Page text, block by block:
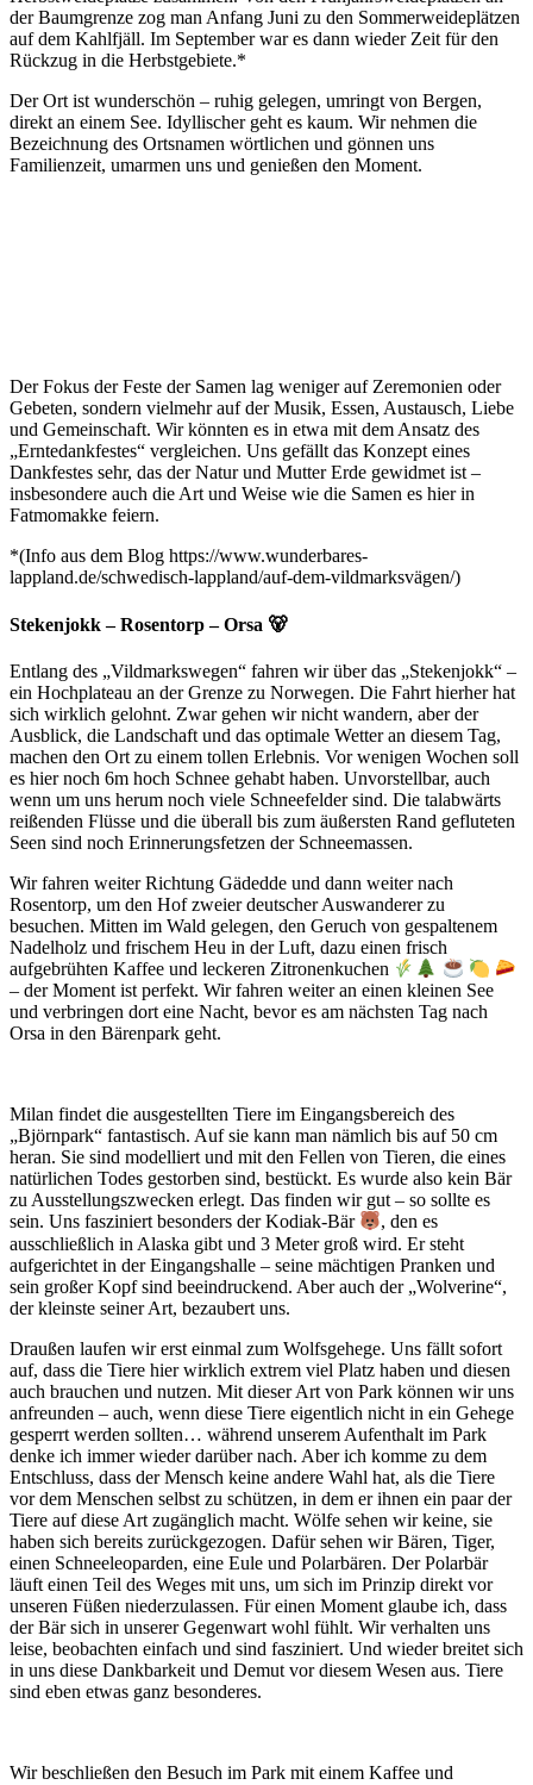
der Baumgrenze zog man Anfang Juni zu den Sommerweideplätzen
auf dem Kahlfjäll. Im September war es dann wieder Zeit für den
Rückzug in die Herbstgebiete.*
Der Ort ist wunderschön – ruhig gelegen, umringt von Bergen,
direkt an einem See. Idyllischer geht es kaum. Wir nehmen die
Bezeichnung des Ortsnamen wörtlichen und gönnen uns
Familienzeit, umarmen uns und genießen den Moment.
Der Fokus der Feste der Samen lag weniger auf Zeremonien oder
Gebeten, sondern vielmehr auf der Musik, Essen, Austausch, Liebe
und Gemeinschaft. Wir könnten es in etwa mit dem Ansatz des
„Erntedankfestes“ vergleichen. Uns gefällt das Konzept eines
Dankfestes sehr, das der Natur und Mutter Erde gewidmet ist –
insbesondere auch die Art und Weise wie die Samen es hier in
Fatmomakke feiern.
*(Info aus dem Blog https://www.wunderbares-
lappland.de/schwedisch-lappland/auf-dem-vildmarksvägen/)
Stekenjokk – Rosentorp – Orsa 🐻
Entlang des „Vildmarkswegen“ fahren wir über das „Stekenjokk“ –
ein Hochplateau an der Grenze zu Norwegen. Die Fahrt hierher hat
sich wirklich gelohnt. Zwar gehen wir nicht wandern, aber der
Ausblick, die Landschaft und das optimale Wetter an diesem Tag,
machen den Ort zu einem tollen Erlebnis. Vor wenigen Wochen soll
es hier noch 6m hoch Schnee gehabt haben. Unvorstellbar, auch
wenn um uns herum noch viele Schneefelder sind. Die talabwärts
reißenden Flüsse und die überall bis zum äußersten Rand gefluteten
Seen sind noch Erinnerungsfetzen der Schneemassen.
Wir fahren weiter Richtung Gädedde und dann weiter nach
Rosentorp, um den Hof zweier deutscher Auswanderer zu
besuchen. Mitten im Wald gelegen, den Geruch von gespaltenem
Nadelholz und frischem Heu in der Luft, dazu einen frisch
aufgebrühten Kaffee und leckeren Zitronenkuchen
– der Moment ist perfekt. Wir fahren weiter an einen kleinen See
und verbringen dort eine Nacht, bevor es am nächsten Tag nach
Orsa in den Bärenpark geht.
Milan findet die ausgestellten Tiere im Eingangsbereich des
„Björnpark“ fantastisch. Auf sie kann man nämlich bis auf 50 cm
heran. Sie sind modelliert und mit den Fellen von Tieren, die eines
natürlichen Todes gestorben sind, bestückt. Es wurde also kein Bär
zu Ausstellungszwecken erlegt. Das finden wir gut – so sollte es
sein. Uns fasziniert besonders der Kodiak-Bär
, den es
ausschließlich in Alaska gibt und 3 Meter groß wird. Er steht
aufgerichtet in der Eingangshalle – seine mächtigen Pranken und
sein großer Kopf sind beeindruckend. Aber auch der „Wolverine“,
der kleinste seiner Art, bezaubert uns.
Draußen laufen wir erst einmal zum Wolfsgehege. Uns fällt sofort
auf, dass die Tiere hier wirklich extrem viel Platz haben und diesen
auch brauchen und nutzen. Mit dieser Art von Park können wir uns
anfreunden – auch, wenn diese Tiere eigentlich nicht in ein Gehege
gesperrt werden sollten… während unserem Aufenthalt im Park
denke ich immer wieder darüber nach. Aber ich komme zu dem
Entschluss, dass der Mensch keine andere Wahl hat, als die Tiere
vor dem Menschen selbst zu schützen, in dem er ihnen ein paar der
Tiere auf diese Art zugänglich macht. Wölfe sehen wir keine, sie
haben sich bereits zurückgezogen. Dafür sehen wir Bären, Tiger,
einen Schneeleoparden, eine Eule und Polarbären. Der Polarbär
läuft einen Teil des Weges mit uns, um sich im Prinzip direkt vor
unseren Füßen niederzulassen. Für einen Moment glaube ich, dass
der Bär sich in unserer Gegenwart wohl fühlt. Wir verhalten uns
leise, beobachten einfach und sind fasziniert. Und wieder breitet sich
in uns diese Dankbarkeit und Demut vor diesem Wesen aus. Tiere
sind eben etwas ganz besonderes.
Wir beschließen den Besuch im Park mit einem Kaffee und